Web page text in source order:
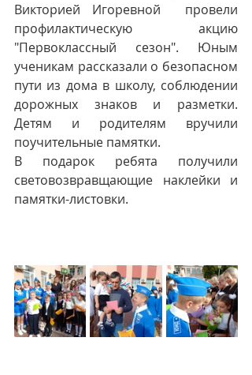
Викторией Игоревной  провели
профилактическую акцию
"Первоклассный сезон". Юным
ученикам рассказали о безопасном
пути из дома в школу, соблюдении
дорожных знаков и разметки.
Детям и родителям вручили
поучительные памятки.
В подарок ребята получили
световозвравщающие наклейки и
памятки-листовки.